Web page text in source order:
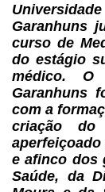
Garanhuns
curso de
do estágio
médico.
Garanhuns
com a
criação
e afinco dos
Saúde, da